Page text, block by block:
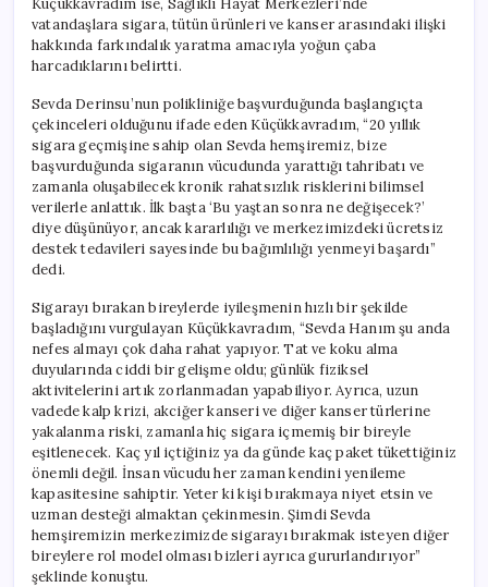
vatandaşlara sigara, tütün ürünleri ve kanser arasındaki ilişki
hakkında farkındalık yaratma amacıyla yoğun çaba
harcadıklarını belirtti.
Sevda Derinsu’nun polikliniğe başvurduğunda başlangıçta
çekinceleri olduğunu ifade eden Küçükkavradım, “20 yıllık
sigara geçmişine sahip olan Sevda hemşiremiz, bize
başvurduğunda sigaranın vücudunda yarattığı tahribatı ve
zamanla oluşabilecek kronik rahatsızlık risklerini bilimsel
verilerle anlattık. İlk başta ‘Bu yaştan sonra ne değişecek?’
diye düşünüyor, ancak kararlılığı ve merkezimizdeki ücretsiz
destek tedavileri sayesinde bu bağımlılığı yenmeyi başardı”
dedi.
Sigarayı bırakan bireylerde iyileşmenin hızlı bir şekilde
başladığını vurgulayan Küçükkavradım, “Sevda Hanım şu anda
nefes almayı çok daha rahat yapıyor. Tat ve koku alma
duyularında ciddi bir gelişme oldu; günlük fiziksel
aktivitelerini artık zorlanmadan yapabiliyor. Ayrıca, uzun
vadede kalp krizi, akciğer kanseri ve diğer kanser türlerine
yakalanma riski, zamanla hiç sigara içmemiş bir bireyle
eşitlenecek. Kaç yıl içtiğiniz ya da günde kaç paket tükettiğiniz
önemli değil. İnsan vücudu her zaman kendini yenileme
kapasitesine sahiptir. Yeter ki kişi bırakmaya niyet etsin ve
uzman desteği almaktan çekinmesin. Şimdi Sevda
hemşiremizin merkezimizde sigarayı bırakmak isteyen diğer
bireylere rol model olması bizleri ayrıca gururlandırıyor”
şeklinde konuştu.